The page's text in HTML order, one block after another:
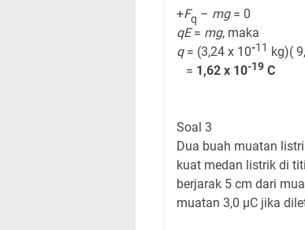
+Fq – mg= 0
qE= mg, maka
q= (3,24 x 10-11 kg)(
= 1,62 x 10-19 C
Soal 3
Dua buah muatan
kuat medan listrik di
berjarak 5 cm dari
muatan 3,0 μC jika